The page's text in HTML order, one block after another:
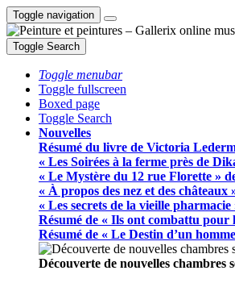
Toggle navigation
Toggle Search
Toggle menubar
Toggle fullscreen
Boxed page
Toggle Search
Nouvelles
Résumé du livre de Victoria
« Les Soirées à la ferme près de
« Le Mystère du 12 rue Florette »
« À propos des nez et des
« Les secrets de la vieille
Résumé de « Ils ont combattu
Résumé de « Le Destin d’un
Découverte de nouvelles chambres